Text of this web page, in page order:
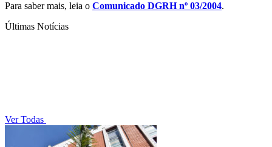
Para saber mais, leia o Comunicado DGRH nº 03/2004.
Últimas Notícias
Ver Todas